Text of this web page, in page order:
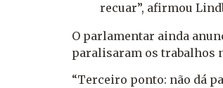
recuar”, afirmou
O parlamentar ainda
paralisaram os trabalhos
“Terceiro ponto: não dá